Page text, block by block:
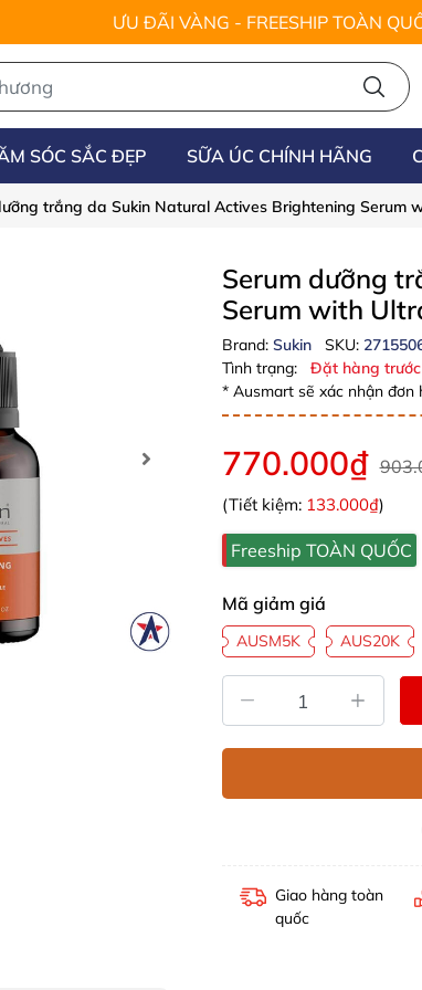
ƯU ĐÃI VÀNG - FREESHIP TOÀN
SÓC SẮC ĐẸP SỮA ÚC CHÍNH HÃNG
trắng da Sukin Natural Actives Brightening Serum
Serum dưỡng
Serum with
Brand: Sukin SKU:
Tình trạng:
Đặt hàng
* Ausmart sẽ xác nhận đơn
770.000₫
(Tiết kiệm: 133.000₫)
Freeship TOÀN QUỐC
Mã giảm giá
AUSM5K AUS20K
Giao hàng toàn
quốc